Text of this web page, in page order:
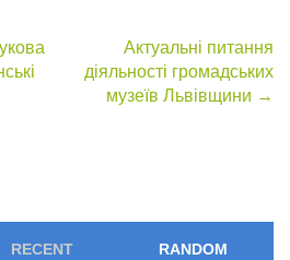
Актуальні питання
діяльності громадських
музеїв Львівщини →
RECENT RANDOM